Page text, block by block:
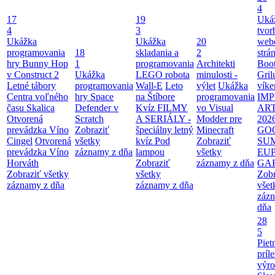
17
4
Ukážka
programovania
hry Bunny Hop
v Construct 2
Letné tábory
Centra voľného
času Skalica
Otvorená
prevádzka Víno
Cingel Otvorená
prevádzka Víno
Horváth
Zobraziť všetky
záznamy z dňa
18
1
Ukážka
programovania
hry Space
Defender v
Scratch
Zobraziť
všetky
záznamy z dňa
19
3
Ukážka
skladania a
programovania
LEGO robota
Wall-E Leto
na Štíbore
Kvíz FILMY
A SERIÁLY -
špeciálny letný
kvíz Pod
lampou
Zobraziť
všetky
záznamy z dňa
20
2
Architekti
minulosti -
výlet Ukážka
programovania
vo Visual
Modder pre
Minecraft
Zobraziť
všetky
záznamy z dňa
4
dňa
28
5